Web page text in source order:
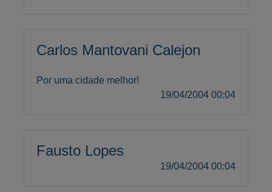
Carlos Mantovani Calejon
Por uma cidade melhor!
19/04/2004 00:04
Fausto Lopes
19/04/2004 00:04